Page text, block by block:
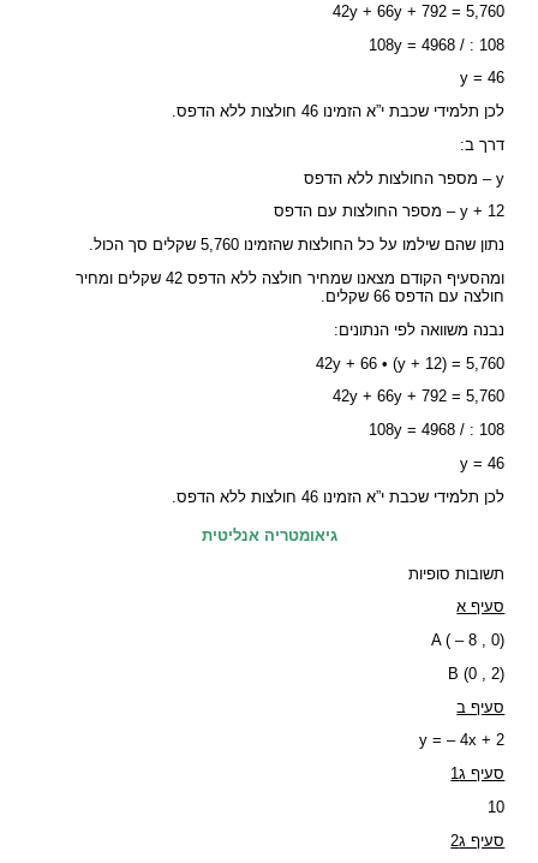
42y + 66y + 792 = 5,760
108 : / 108y = 4968
y = 46
לכן תלמידי שכבת י”א הזמינו 46 חולצות ללא הדפס.
דרך ב:
y – מספר החולצות ללא הדפס
y + 12 – מספר החולצות עם הדפס
נתון שהם שילמו על כל החולצות שהזמינו 5,760 שקלים סך הכול.
ומהסעיף הקודם מצאנו שמחיר חולצה ללא הדפס 42 שקלים ומחיר
חולצה עם הדפס 66 שקלים.
נבנה משוואה לפי הנתונים:
42y + 66 • (y + 12) = 5,760
42y + 66y + 792 = 5,760
108 : / 108y = 4968
y = 46
לכן תלמידי שכבת י”א הזמינו 46 חולצות ללא הדפס.
גיאומטריה אנליטית
תשובות סופיות
סעיף א
A ( – 8 , 0)
B (0 , 2)
סעיף ב
y = – 4x + 2
סעיף ג1
10
סעיף ג2